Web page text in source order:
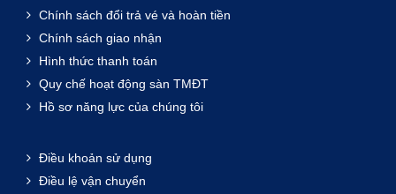
Chính sách đổi trả vé và hoàn tiền
Chính sách giao nhận
Hình thức thanh toán
Quy chế hoạt động sàn TMĐT
Hồ sơ năng lực của chúng tôi
Điều khoản sử dụng
Điều lệ vận chuyển